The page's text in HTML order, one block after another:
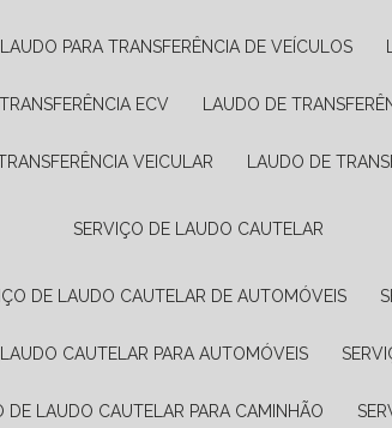
LAUDO PARA TRANSFERÊNCIA DE VEÍCULOS
ECV LAUDO DE
VEICULAR LAUDO DE
SERVIÇO DE LAUDO CAUTELAR
DE LAUDO CAUTELAR DE AUTOMÓVEIS
LAUDO CAUTELAR PARA AUTOMÓVEIS
DE LAUDO CAUTELAR PARA CAMINHÃO